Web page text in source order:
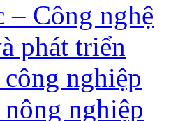
– Công nghệ
phát triển
nghiệp
nghiệp